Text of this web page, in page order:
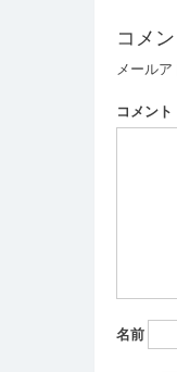
ビ
ゲ
ー
コメ
メールア
コメント
名前